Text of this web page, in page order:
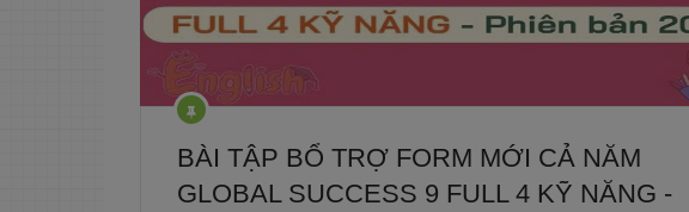
BÀI TẬP BỔ TRỢ FORM MỚI CẢ NĂM
GLOBAL SUCCESS 9 FULL 4 KỸ NĂNG -